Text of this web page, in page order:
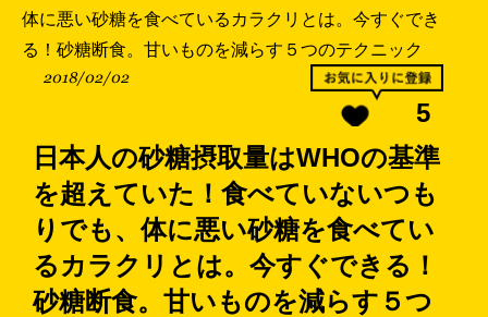
体に悪い砂糖を食べているカラクリとは。今すぐでき
る！砂糖断食。甘いものを減らす５つのテクニック
2018/02/02
5
日本人の砂糖摂取量はWHOの基準
を超えていた！食べていないつも
りでも、体に悪い砂糖を食べてい
るカラクリとは。今すぐできる！
砂糖断食。甘いものを減らす５つ